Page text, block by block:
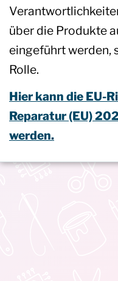
über die Produkte
eingeführt werden,
Rolle.
Hier kann die EU-
Reparatur (EU)
werden.